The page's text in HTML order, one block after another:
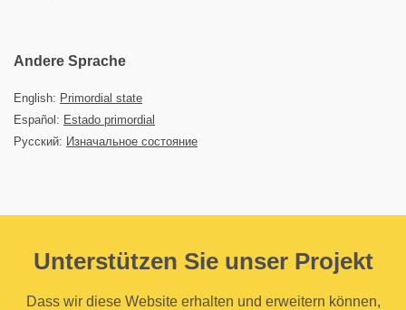
Andere Sprache
English: Primordial state
Español: Estado primordial
Русский: Изначальное состояние
Unterstützen Sie unser Projekt
Dass wir diese Website erhalten und erweitern können,